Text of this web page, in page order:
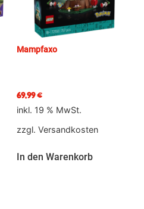
Mampfaxo
69,99€
inkl. 19 % MwSt.
zzgl. Versandkosten
In den Warenkorb